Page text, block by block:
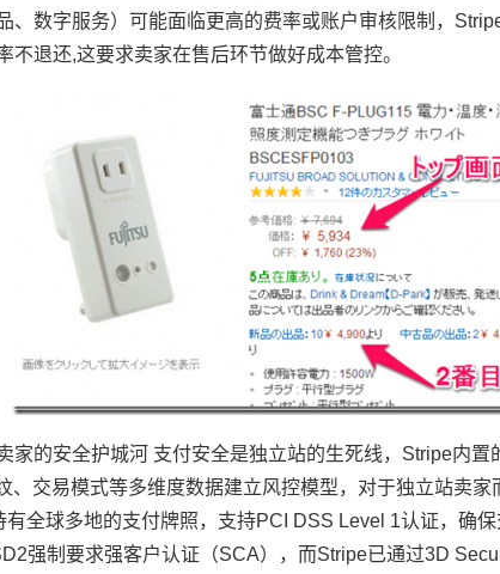
、数字服务）可能面临更高的费率或账户审核限制，
不退还,这要求卖家在售后环节做好成本管控。
家的安全护城河 支付安全是独立站的生死线，Stripe内
、交易模式等多维度数据建立风控模型，对于独立站卖
全球多地的支付牌照，支持PCI DSS Level 1认证，确
强制要求强客户认证（SCA），而Stripe已通过3D